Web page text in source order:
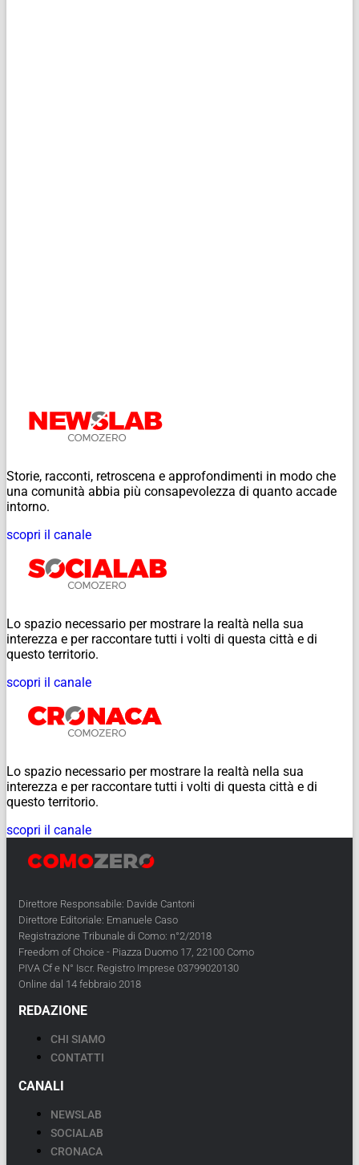
Storie, racconti, retroscena e approfondimenti in modo che
una comunità abbia più consapevolezza di quanto accade
intorno.
scopri il canale
Lo spazio necessario per mostrare la realtà nella sua
interezza e per raccontare tutti i volti di questa città e di
questo territorio.
scopri il canale
Lo spazio necessario per mostrare la realtà nella sua
interezza e per raccontare tutti i volti di questa città e di
questo territorio.
scopri il canale
Direttore Responsabile: Davide Cantoni
Direttore Editoriale: Emanuele Caso
Registrazione Tribunale di Como: n°2/2018
Freedom of Choice - Piazza Duomo 17, 22100 Como
PIVA Cf e N° Iscr. Registro Imprese 03799020130
Online dal 14 febbraio 2018
REDAZIONE
CHI SIAMO
CONTATTI
CANALI
NEWSLAB
SOCIALAB
CRONACA